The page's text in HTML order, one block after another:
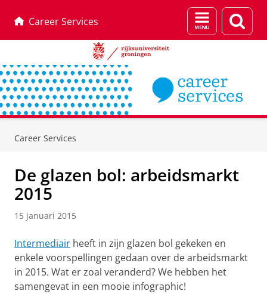
Career Services
Menu
en
Career Services
De glazen bol: arbeidsmarkt
2015
15 januari 2015
Intermediair heeft in zijn glazen bol gekeken en
enkele voorspellingen gedaan over de arbeidsmarkt
in 2015. Wat er zoal veranderd? We hebben het
samengevat in een mooie infographic!